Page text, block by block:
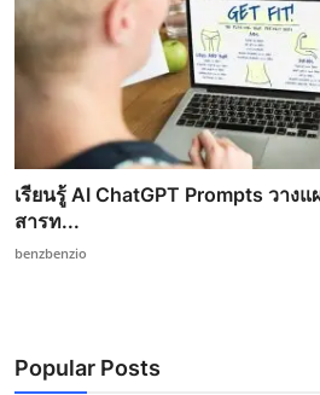
เรียนรู้ AI ChatGPT Prompts วาง
สารท...
benzbenzio
Popular Posts